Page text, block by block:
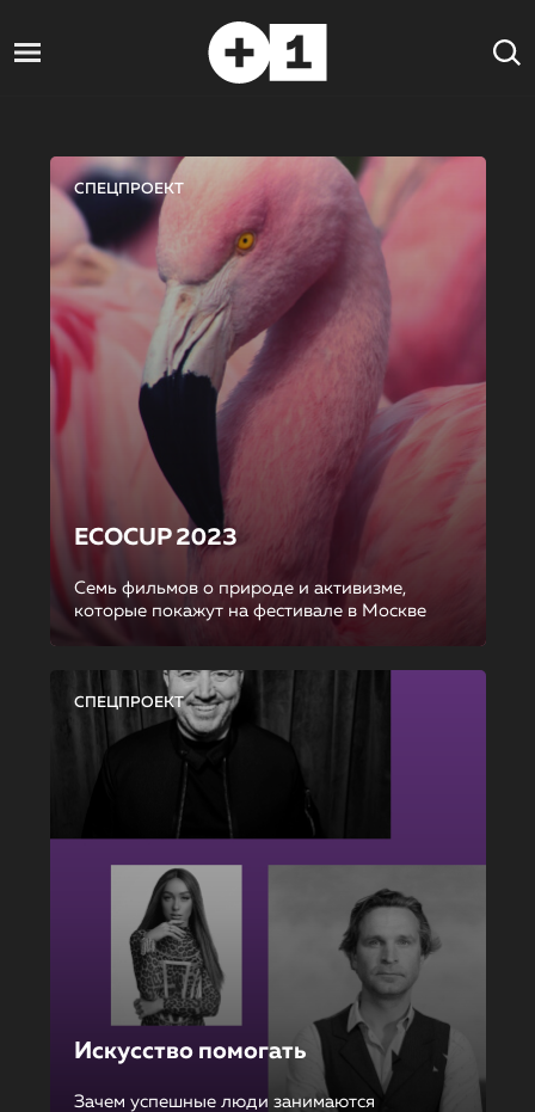
СПЕЦПРОЕКТ
ECOCUP 2023
Семь фильмов о природе и активизме,
которые покажут на фестивале в Москве
СПЕЦПРОЕКТ
Искусство помогать
Зачем успешные люди занимаются